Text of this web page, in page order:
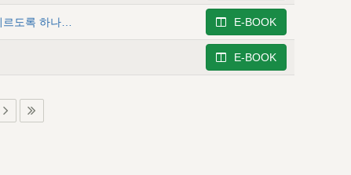
E-BOOK
E-BOOK